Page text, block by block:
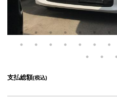
支払総額(税込)